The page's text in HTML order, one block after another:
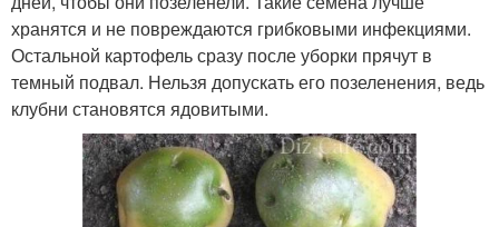
хранятся и не повреждаются грибковыми инфекциями.
Остальной картофель сразу после уборки прячут в
темный подвал. Нельзя допускать его позеленения, ведь
клубни становятся ядовитыми.